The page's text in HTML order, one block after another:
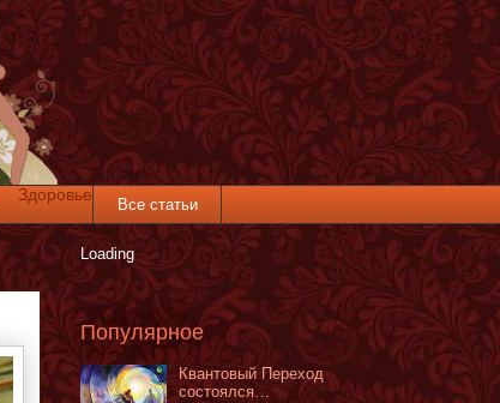
Здоровье
Все статьи
Loading
Популярное
Квантовый Переход
состоялся…